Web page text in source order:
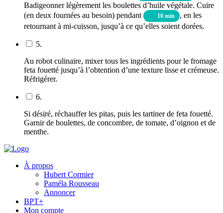
Badigeonner légèrement les boulettes d’huile végétale. Cuire
(en deux fournées au besoin) pendant
10 min
, en les
retournant à mi-cuisson, jusqu’à ce qu’elles soient dorées.
5.
Au robot culinaire, mixer tous les ingrédients pour le fromage
feta fouetté jusqu’à l’obtention d’une texture lisse et crémeuse.
Réfrigérer.
6.
Si désiré, réchauffer les pitas, puis les tartiner de feta fouetté.
Garnir de boulettes, de concombre, de tomate, d’oignon et de
menthe.
À propos
Hubert Cormier
Paméla Rousseau
Annoncer
BPT+
Mon compte